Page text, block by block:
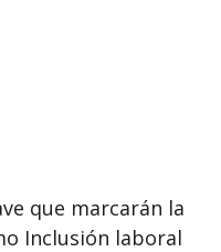
que marcarán la
Inclusión laboral